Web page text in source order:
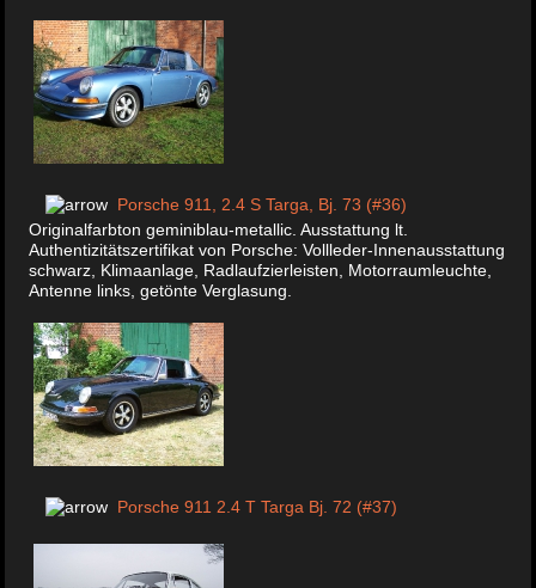
Porsche 911, 2.4 S Targa, Bj. 73 (#36)
Originalfarbton geminiblau-metallic. Ausstattung lt.
Authentizitätszertifikat von Porsche: Vollleder-Innenausstattung
schwarz, Klimaanlage, Radlaufzierleisten, Motorraumleuchte,
Antenne links, getönte Verglasung.
Porsche 911 2.4 T Targa Bj. 72 (#37)